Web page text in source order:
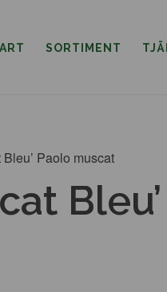
SORTIMENT
Bleu’ Paolo muscat